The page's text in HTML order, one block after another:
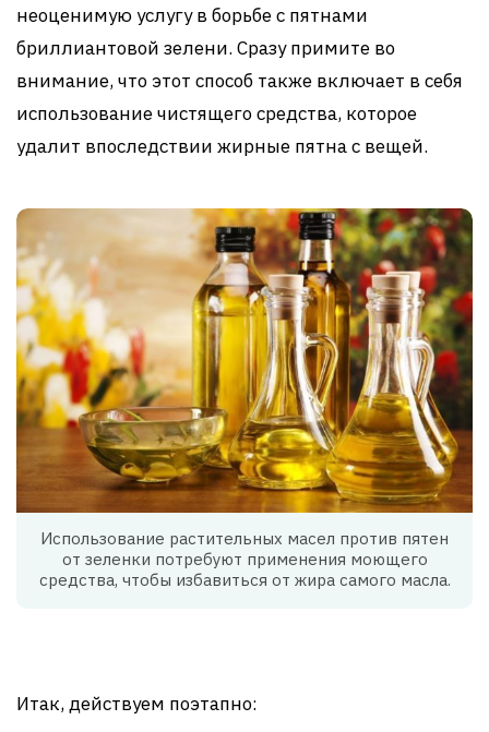
неоценимую услугу в борьбе с пятнами
бриллиантовой зелени. Сразу примите во
внимание, что этот способ также включает в себя
использование чистящего средства, которое
удалит впоследствии жирные пятна с вещей.
Использование растительных масел против пятен
от зеленки потребуют применения моющего
средства, чтобы избавиться от жира самого масла.
Итак, действуем поэтапно: